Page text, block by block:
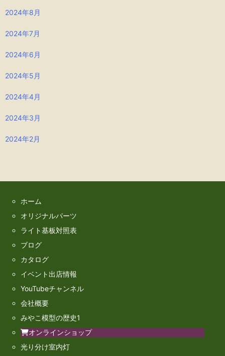
2024年8月
2024年7月
2024年6月
2024年5月
2024年4月
2024年3月
2024年2月
ホーム
オリジナルパーツ
ライト基板対照表
ブログ
カタログ
イベント出店情報
YouTubeチャンネル
会社概要
みやこ模型の歴史1
オンラインショップ
光り分け室内灯